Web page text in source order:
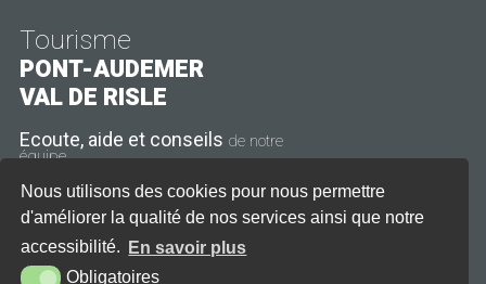
Nous utilisons des cookies pour nous permettre
d'améliorer la qualité de nos services ainsi que notre
accessibilité.
En savoir plus
Obligatoires
Tourisme
PONT-AUDEMER
VAL DE RISLE
Ecoute, aide et conseils de notre
équipe
11 rue Thiers
27500 Pont-Audemer
Tél. : 02 32 41 08 21
CONTACT HORAIRES